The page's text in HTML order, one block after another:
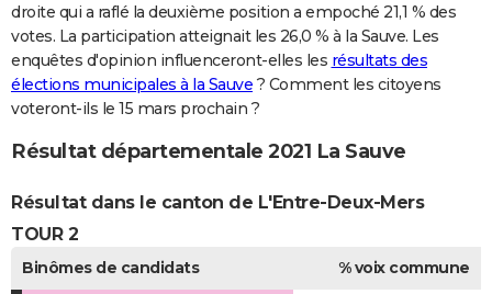
droite qui a raflé la deuxième position a empoché 21,1 % des
votes. La participation atteignait les 26,0 % à la Sauve. Les
enquêtes d'opinion influenceront-elles les résultats des
élections municipales à la Sauve ? Comment les citoyens
voteront-ils le 15 mars prochain ?
Résultat départementale 2021 La Sauve
Résultat dans le canton de L'Entre-Deux-Mers
TOUR 2
Binômes de candidats
% voix commune